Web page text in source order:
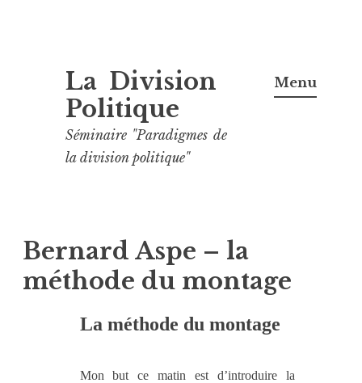
contenu
La Division
Politique
Séminaire "Paradigmes de
la division politique"
Menu
Bernard Aspe – la
méthode du montage
La méthode du montage
Mon but ce matin est d’introduire la